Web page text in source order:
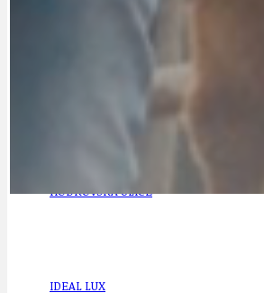
HODKOVSKÁ ULICE
IDEAL LUX